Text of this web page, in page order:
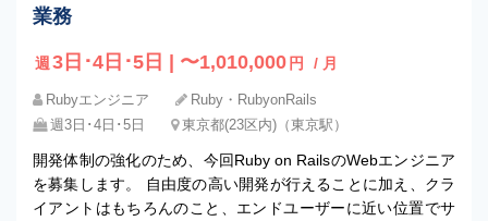
業務
週 3日･4日･5日 | 〜1,010,000 円 / 月
Rubyエンジニア
Ruby・RubyonRails
週3日･4日･5日
東京都(23区内)（東京駅）
開発体制の強化のため、今回Ruby on RailsのWebエンジニア
を募集します。 自由度の高い開発が行えることに加え、クラ
イアントはもちろんのこと、エンドユーザーに近い位置でサ